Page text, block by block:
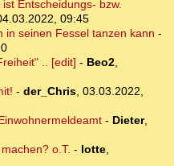
Entscheidungs- bzw.
09:45
in seinen Fessel tanzen kann -
.. [edit] - Beo2,
- der_Chris, 03.03.2022,
- Dieter,
o.T. - lotte,